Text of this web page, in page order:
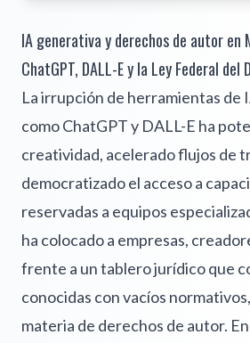
IA generativa y derechos de autor en
ChatGPT, DALL-E y la Ley Federal del
La irrupción de herramientas de
como ChatGPT y DALL-E ha
creatividad, acelerado flujos de
democratizado el acceso a
reservadas a equipos
ha colocado a empresas,
frente a un tablero jurídico que
conocidas con vacíos
materia de derechos de autor.